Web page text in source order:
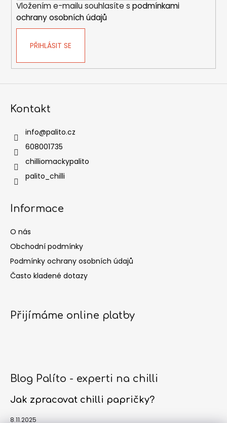
Vložením e-mailu souhlasíte s podmínkami
ochrany osobních údajů
PŘIHLÁSIT SE
Kontakt
info@palito.cz
608001735
chilliomackypalito
palito_chilli
Informace
O nás
Obchodní podmínky
Podmínky ochrany osobních údajů
Často kladené dotazy
Přijímáme online platby
Blog Palíto - experti na chilli
Jak zpracovat chilli papričky?
8.11.2025